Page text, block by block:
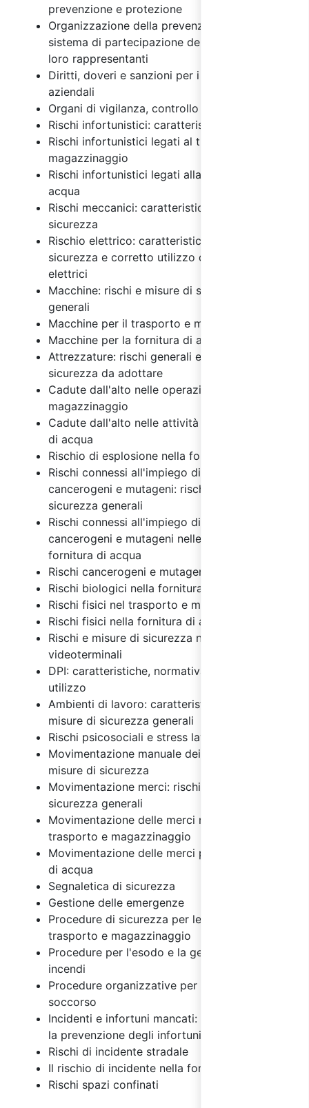
prevenzione e protezione
Organizzazione della prevenzione aziendale e
sistema di partecipazione dei lavoratori e dei
loro rappresentanti
Diritti, doveri e sanzioni per i vari soggetti
aziendali
Organi di vigilanza, controllo e assistenza
Rischi infortunistici: caratteristiche
Rischi infortunistici legati al trasporto e
magazzinaggio
Rischi infortunistici legati alla fornitura di
acqua
Rischi meccanici: caratteristiche e misure di
sicurezza
Rischio elettrico: caratteristiche, misure di
sicurezza e corretto utilizzo degli impianti
elettrici
Macchine: rischi e misure di sicurezza
generali
Macchine per il trasporto e magazzinaggio
Macchine per la fornitura di acqua
Attrezzature: rischi generali e misure di
sicurezza da adottare
Cadute dall'alto nelle operazioni di
magazzinaggio
Cadute dall'alto nelle attività per la fornitura
di acqua
Rischio di esplosione nella fornitura di acqua
Rischi connessi all'impiego di agenti chimici,
cancerogeni e mutageni: rischi e misure di
sicurezza generali
Rischi connessi all'impiego di agenti chimici,
cancerogeni e mutageni nelle attività per la
fornitura di acqua
Rischi cancerogeni e mutageni
Rischi biologici nella fornitura di acqua
Rischi fisici nel trasporto e magazzinaggio
Rischi fisici nella fornitura di acqua
Rischi e misure di sicurezza nell'uso dei
videoterminali
DPI: caratteristiche, normativa e regole di
utilizzo
Ambienti di lavoro: caratteristiche, rischi e
misure di sicurezza generali
Rischi psicosociali e stress lavoro correlato
Movimentazione manuale dei carichi: rischi e
misure di sicurezza
Movimentazione merci: rischi e misure di
sicurezza generali
Movimentazione delle merci nelle attività di
trasporto e magazzinaggio
Movimentazione delle merci per la fornitura
di acqua
Segnaletica di sicurezza
Gestione delle emergenze
Procedure di sicurezza per le attività di
trasporto e magazzinaggio
Procedure per l'esodo e la gestione degli
incendi
Procedure organizzative per il primo
soccorso
Incidenti e infortuni mancati: importanza per
la prevenzione degli infortuni
Rischi di incidente stradale
Il rischio di incidente nella fornitura di acqua
Rischi spazi confinati